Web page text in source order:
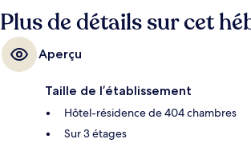
Plus de détails sur cet
Aperçu
Taille de l’établissement
Hôtel-résidence de 404 chambres
Sur 3 étages